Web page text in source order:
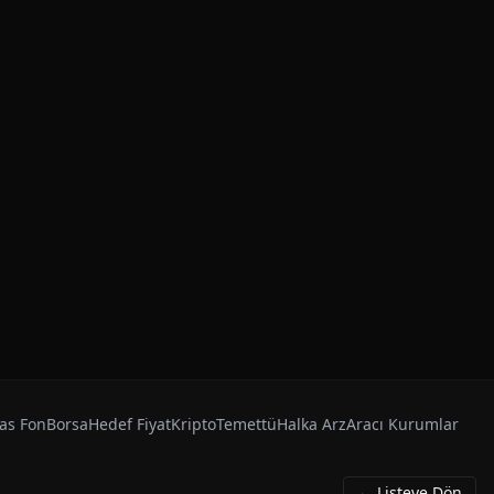
FonBorsaHedef FiyatKriptoTemettüHalka ArzAracı Kurumlar